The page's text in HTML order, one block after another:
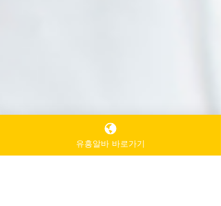
유흥알바 바로가기